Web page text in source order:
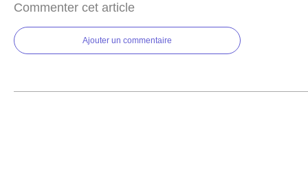
Commenter cet article
Ajouter un commentaire